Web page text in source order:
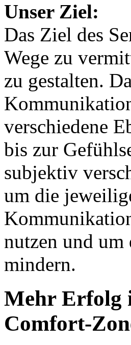
Unser Ziel:
Das Ziel des
Wege zu
zu gestalten.
verschiedene
bis zur
subjektiv
um die
nutzen und
mindern.
Mehr Erfolg
Comfort-